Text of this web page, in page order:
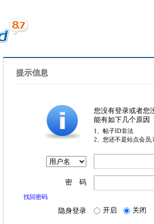
提示信息
您没有登录或者您
能有如下几个原因
1、帖子ID非法
2、您还不是站点会员
密 码
找回密码
隐身登录 开启 关闭